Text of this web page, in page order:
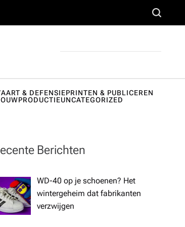
S
h
onderwijs
zorginstell
ing.
& DEFENSIEPRINTEN & PUBLICEREN
PRODUCTIEUNCATEGORIZED
Berichten
WD-40 op je schoenen? Het
wintergeheim dat fabrikanten
verzwijgen